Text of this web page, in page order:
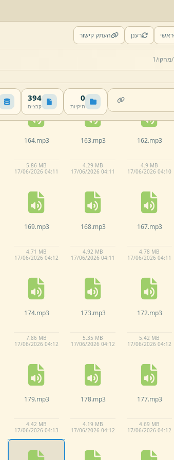
ראשי רענן העתק קישור
מהקו/1
0
תיקיות
394
קבצים
17/06/2026 04:10
17/06/2026 04:10
17/06/2026 04:10
162.mp3
4.9 MB
17/06/2026 04:10
163.mp3
4.29 MB
17/06/2026 04:11
164.mp3
5.86 MB
17/06/2026 04:11
167.mp3
4.78 MB
17/06/2026 04:11
168.mp3
4.92 MB
17/06/2026 04:11
169.mp3
4.71 MB
17/06/2026 04:12
172.mp3
5.42 MB
17/06/2026 04:12
173.mp3
5.35 MB
17/06/2026 04:12
174.mp3
7.86 MB
17/06/2026 04:12
177.mp3
4.69 MB
17/06/2026 04:12
178.mp3
4.19 MB
17/06/2026 04:12
179.mp3
4.42 MB
17/06/2026 04:13